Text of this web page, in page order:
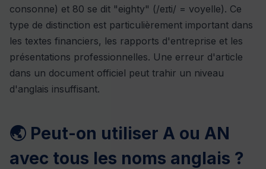
consonne) et 80 se dit "eighty" (/eɪti/ = voyelle). Ce
type de distinction est particulièrement important dans
les textes financiers, les rapports d'entreprise et les
présentations professionnelles. Une erreur d'article
dans un document officiel peut trahir un niveau
d'anglais insuffisant.
🌏 Peut-on utiliser A ou AN
avec tous les noms anglais ?